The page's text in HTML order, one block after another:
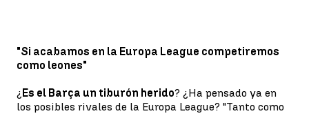
"Si acabamos en la Europa League competiremos
como leones"
¿ Es el Barça un tiburón herido? ¿Ha pensado ya en
los posibles rivales de la Europa League? "Tanto como